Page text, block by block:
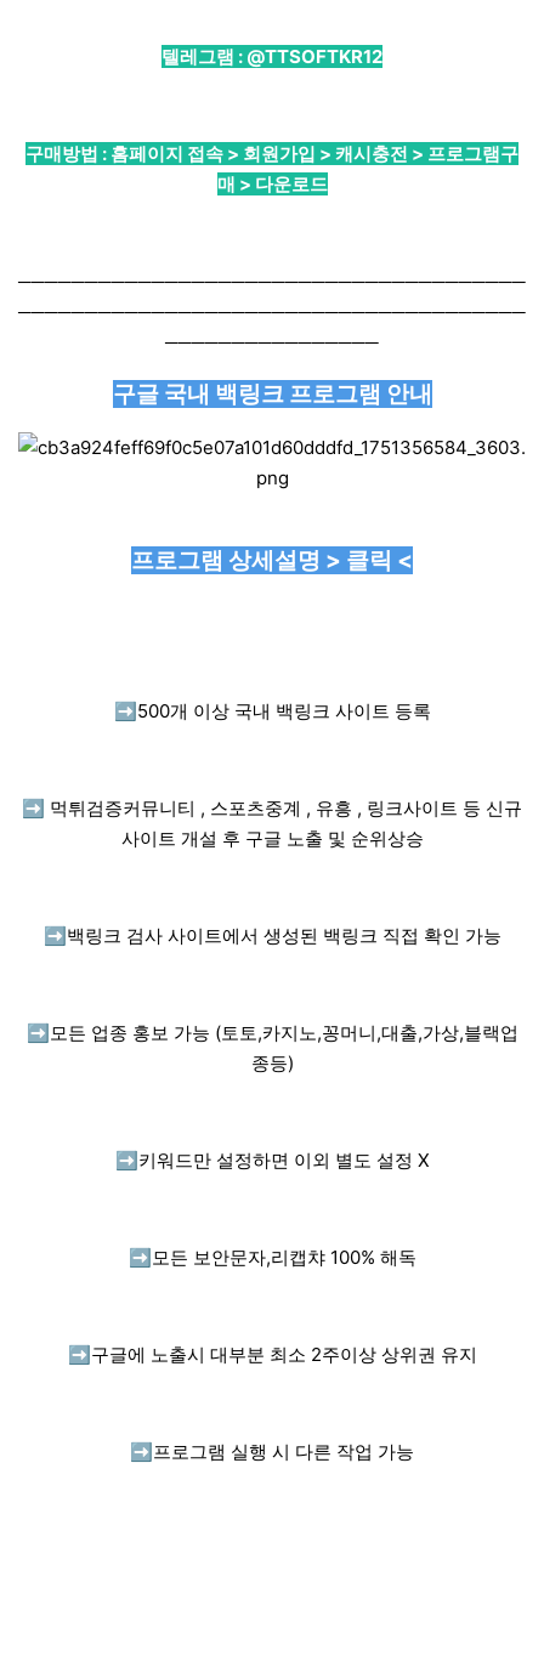
텔레그램 : @TTSOFTKR12
구매방법 : 홈페이지 접속 > 회원가입 > 캐시충전 > 프로그램구
매 > 다운로드
──────────────────────────────────────
──────────────────────────────────────
────────────────
구글 국내 백링크 프로그램 안내
프로그램 상세설명 > 클릭 <
➡️ 500개 이상 국내 백링크 사이트 등록
➡️ 먹튀검증커뮤니티 , 스포츠중계 , 유흥 , 링크사이트 등 신규
사이트 개설 후 구글 노출 및 순위상승
➡️ 백링크 검사 사이트에서 생성된 백링크 직접 확인 가능
➡️ 모든 업종 홍보 가능 (토토,카지노,꽁머니,대출,가상,블랙업
종등)
➡️ 키워드만 설정하면 이외 별도 설정 X
➡️ 모든 보안문자,리캡챠 100% 해독
➡️ 구글에 노출시 대부분 최소 2주이상 상위권 유지
➡️ 프로그램 실행 시 다른 작업 가능